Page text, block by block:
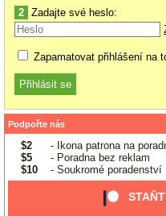
2 Zadajte své heslo:
Zapamatovat přihlášení na
Podpořte nás
$2
- Ikona patrona na
$5
- Poradna bez reklam
$10
- Soukromé poradenství